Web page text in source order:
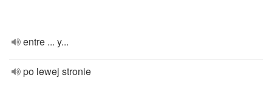
entre ... y...
po lewej stronie